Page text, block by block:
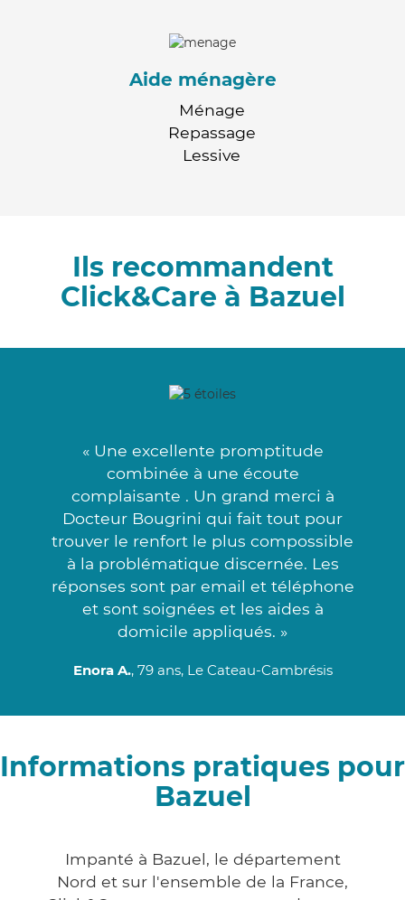
Aide ménagère
Ménage
Repassage
Lessive
Ils recommandent
Click&Care à Bazuel
« Une excellente promptitude
combinée à une écoute
complaisante . Un grand merci à
Docteur Bougrini qui fait tout pour
trouver le renfort le plus compossible
à la problématique discernée. Les
réponses sont par email et téléphone
et sont soignées et les aides à
domicile appliqués. »
Enora A., 79 ans, Le Cateau-Cambrésis
Informations pratiques pour
Bazuel
Impanté à Bazuel, le département
Nord et sur l'ensemble de la France,